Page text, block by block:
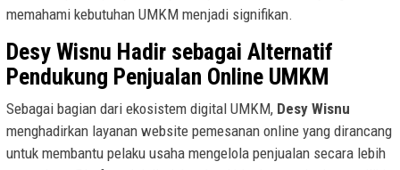
memahami kebutuhan UMKM menjadi signifikan.
Desy Wisnu Hadir sebagai Alternatif
Pendukung Penjualan Online UMKM
Sebagai bagian dari ekosistem digital UMKM, Desy Wisnu
menghadirkan layanan website pemesanan online yang dirancang
untuk membantu pelaku usaha mengelola penjualan secara lebih